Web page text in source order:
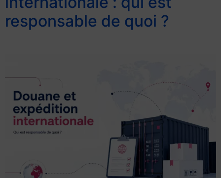
responsable de quoi ?